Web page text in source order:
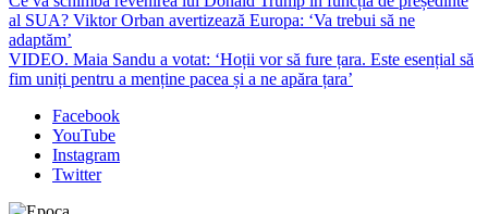
al SUA? Viktor Orban avertizează Europa: ‘Va trebui să ne
adaptăm’
VIDEO. Maia Sandu a votat: ‘Hoții vor să fure țara. Este esențial să
fim uniți pentru a menține pacea și a ne apăra țara’
Facebook
YouTube
Instagram
Twitter